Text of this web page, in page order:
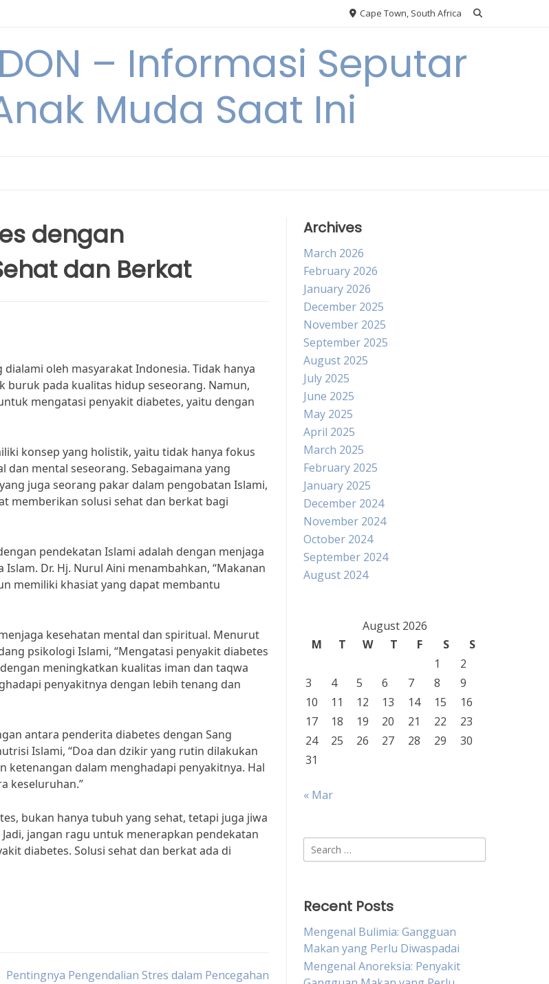
Cape Town, South Africa
– Informasi Seputar
Muda Saat Ini
dengan
dan Berkat
oleh masyarakat Indonesia. Tidak hanya
buruk pada kualitas hidup seseorang. Namun,
mengatasi penyakit diabetes, yaitu dengan
konsep yang holistik, yaitu tidak hanya fokus
mental seseorang. Sebagaimana yang
juga seorang pakar dalam pengobatan Islami,
memberikan solusi sehat dan berkat bagi
pendekatan Islami adalah dengan menjaga
Dr. Hj. Nurul Aini menambahkan, “Makanan
memiliki khasiat yang dapat membantu
kesehatan mental dan spiritual. Menurut
psikologi Islami, “Mengatasi penyakit diabetes
meningkatkan kualitas iman dan taqwa
penyakitnya dengan lebih tenang dan
antara penderita diabetes dengan Sang
Islami, “Doa dan dzikir yang rutin dilakukan
dalam menghadapi penyakitnya. Hal
keseluruhan.”
bukan hanya tubuh yang sehat, tetapi juga jiwa
jangan ragu untuk menerapkan pendekatan
diabetes. Solusi sehat dan berkat ada di
Pentingnya Pengendalian Stres dalam Pencegahan
Archives
March 2026
February 2026
January 2026
December 2025
November 2025
September 2025
August 2025
July 2025
June 2025
May 2025
April 2025
March 2025
February 2025
January 2025
December 2024
November 2024
October 2024
September 2024
August 2024
August 2026
M
T W T F S
S
1
2
3
4 5 6 7 8
9
10
11 12 13 14 15
16
17
18 19 20 21 22
23
24
25 26 27 28 29
30
31
« Mar
Search
for:
Recent Posts
Mengenal Bulimia: Gangguan
Makan yang Perlu Diwaspadai
Mengenal Anoreksia: Penyakit